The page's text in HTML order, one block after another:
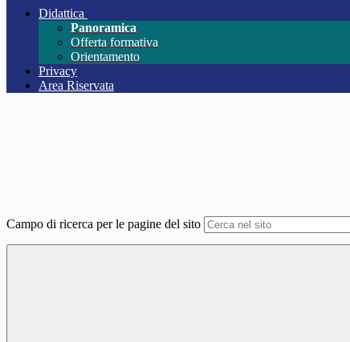
Didattica
Panoramica
Offerta formativa
Orientamento
Privacy
Area Riservata
Campo di ricerca per le pagine del sito